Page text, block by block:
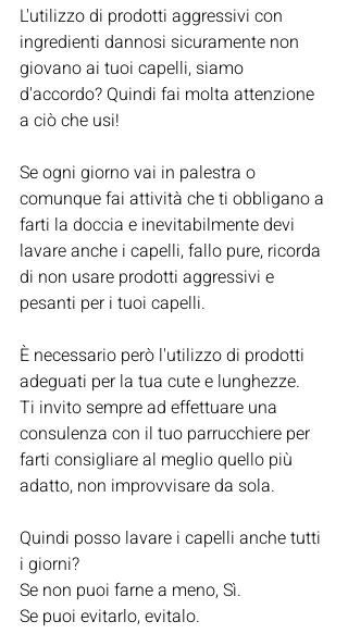
L'utilizzo di prodotti aggressivi con
ingredienti dannosi sicuramente non
giovano ai tuoi capelli, siamo
d'accordo? Quindi fai molta attenzione
a ciò che usi!
Se ogni giorno vai in palestra o
comunque fai attività che ti obbligano a
farti la doccia e inevitabilmente devi
lavare anche i capelli, fallo pure, ricorda
di non usare prodotti aggressivi e
pesanti per i tuoi capelli.
È necessario però l'utilizzo di prodotti
adeguati per la tua cute e lunghezze.
Ti invito sempre ad effettuare una
consulenza con il tuo parrucchiere per
farti consigliare al meglio quello più
adatto, non improvvisare da sola.
Quindi posso lavare i capelli anche tutti
i giorni?
Se non puoi farne a meno, Sì.
Se puoi evitarlo, evitalo.